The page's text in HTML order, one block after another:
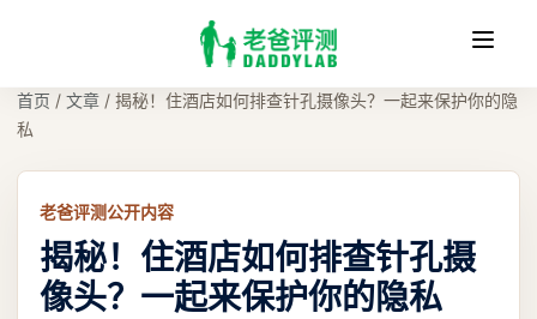
收
首页 / 文章 / 揭秘！住酒店如何排查针孔摄像头？一起来保护你的隐
私
老爸评测公开内容
揭秘！住酒店如何排查针孔摄
像头？一起来保护你的隐私